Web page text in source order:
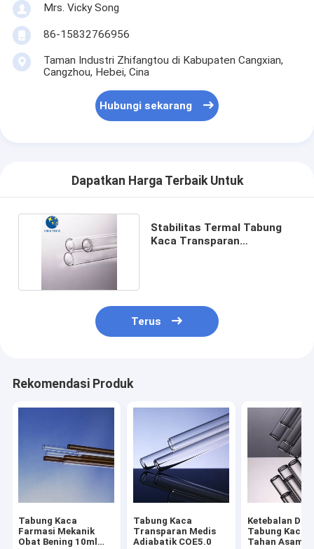
Mrs. Vicky Song
86-15832766956
Taman Industri Zhifangtou di Kabupaten Cangxian,
Cangzhou, Hebei, Cina
Hubungi sekarang
Dapatkan Harga Terbaik Untuk
Stabilitas Termal Tabung
Kaca Transparan
Terus
Rekomendasi Produk
Tabung Kaca
Farmasi Mekanik
Obat Bening 10ml
Tabung Kaca
Transparan Medis
Adiabatik COE5.0
Ketebalan
Tabung Kaca
Tahan Asam